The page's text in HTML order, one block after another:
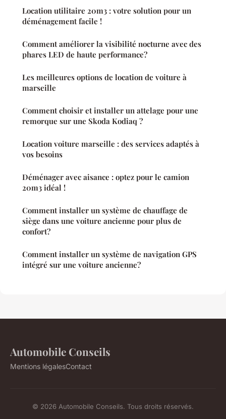
Location utilitaire 20m3 : votre solution pour un
déménagement facile !
Comment améliorer la visibilité nocturne avec des
phares LED de haute performance?
Les meilleures options de location de voiture à
marseille
Comment choisir et installer un attelage pour une
remorque sur une Skoda Kodiaq ?
Location voiture marseille : des services adaptés à
vos besoins
Déménager avec aisance : optez pour le camion
20m3 idéal !
Comment installer un système de chauffage de
siège dans une voiture ancienne pour plus de
confort?
Comment installer un système de navigation GPS
intégré sur une voiture ancienne?
Automobile Conseils
Mentions légalesContact
© 2026 Automobile Conseils. Tous droits réservés.